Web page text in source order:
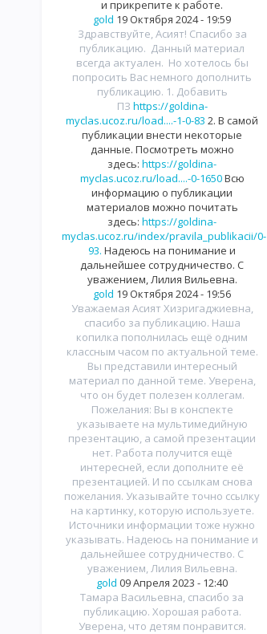
и прикрепите к работе.
gold 19 Октября 2024 - 19:59
Здравствуйте, Асият! Спасибо за
публикацию. Данный материал
всегда актуален. Но хотелось бы
попросить Вас немного дополнить
публикацию. 1. Добавить
ПЗ https://goldina-
myclas.ucoz.ru/load....-1-0-83 2. В самой
публикации внести некоторые
данные. Посмотреть можно
здесь: https://goldina-
myclas.ucoz.ru/load....-0-1650Всю
информацию о публикации
материалов можно почитать
здесь: https://goldina-
myclas.ucoz.ru/index/pravila_publikacii/0-
93. Надеюсь на понимание и
дальнейшее сотрудничество. С
уважением, Лилия Вильевна.
gold 19 Октября 2024 - 19:56
Уважаемая Асият Хизригаджиевна,
спасибо за публикацию. Наша
копилка пополнилась ещё одним
классным часом по актуальной теме.
Вы представили интересный
материал по данной теме. Уверена,
что он будет полезен коллегам.
Пожелания: Вы в конспекте
указываете на мультимедийную
презентацию, а самой презентации
нет. Работа получится ещё
интересней, если дополните её
презентацией. И по ссылкам снова
пожелания. Указывайте точно ссылку
на картинку, которую используете.
Источники информации тоже нужно
указывать. Надеюсь на понимание и
дальнейшее сотрудничество. С
уважением, Лилия Вильевна.
gold 09 Апреля 2023 - 12:40
Тамара Васильевна, спасибо за
публикацию. Хорошая работа.
Уверена, что детям понравится.